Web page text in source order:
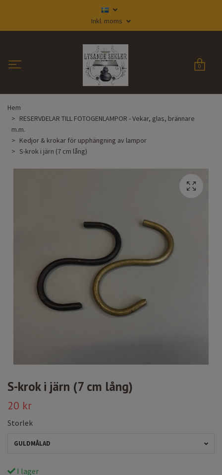
Inkl. moms
0
Hem
RESERVDELAR TILL FOTOGENLAMPOR - Vekar, glas, brännare
m.m.
Kedjor & krokar för upphängning av lampor
S-krok i järn (7 cm lång)
S-krok i järn (7 cm lång)
20 kr
Storlek
GULDMÅLAD
I lager